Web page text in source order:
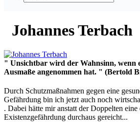
Johannes Terbach
" Unsichtbar wird der Wahnsinn, wenn
Ausmaße angenommen hat. " (Bertold
Durch Schutzmaßnahmen gegen eine
Gefährdung bin ich jetzt auch noch
. Dabei hätte mir anstatt der Doppelten eine
Existenzgefährdung durchaus gereicht...